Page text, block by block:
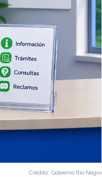
Crédito: Gobierno Río Negro